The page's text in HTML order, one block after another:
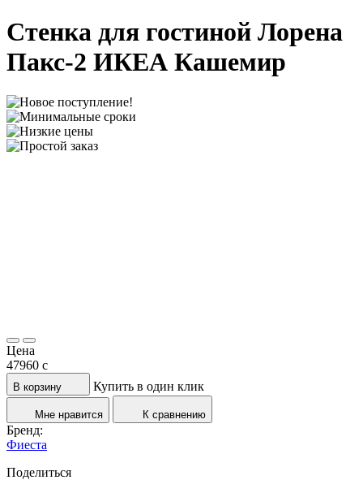
Стенка для гостиной Лорена
Пакс-2 ИКЕА Кашемир
Цена
47960 c
В корзину Купить в один клик
Мне нравится К сравнению
Бренд:
Фиеста
Поделиться